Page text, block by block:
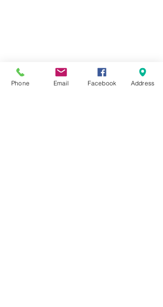
Phone Email Facebook Address